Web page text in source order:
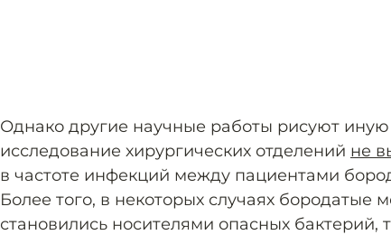
Однако другие научные работы рисуют
исследование хирургических отделений не
в частоте инфекций между пациентами
Более того, в некоторых случаях бородатые
становились носителями опасных бактерий,